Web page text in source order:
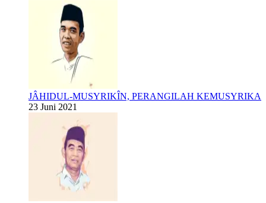
JÂHIDUL-MUSYRIKÎN, PERANGILAH KEMUSYRIKA
23 Juni 2021